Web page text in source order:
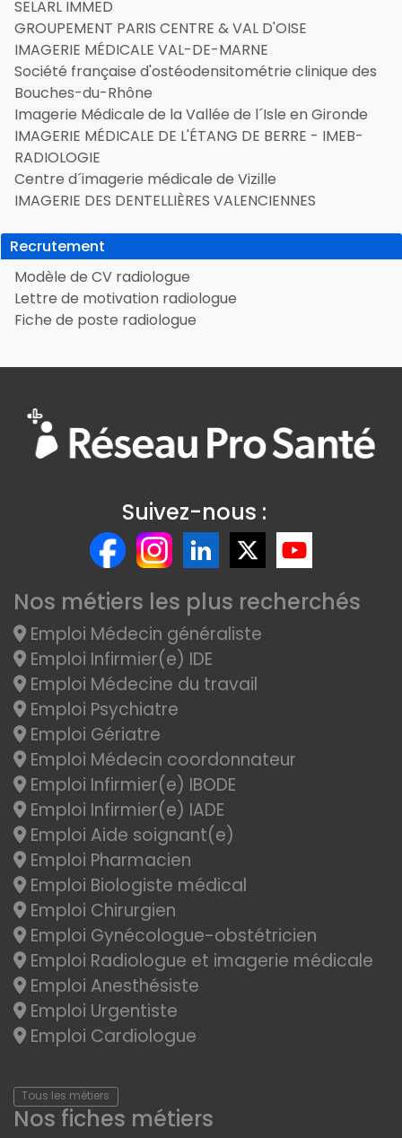
SELARL IMMED
GROUPEMENT PARIS CENTRE & VAL D'OISE
IMAGERIE MÉDICALE VAL-DE-MARNE
Société française d'ostéodensitométrie clinique des
Bouches-du-Rhône
Imagerie Médicale de la Vallée de l´Isle en Gironde
IMAGERIE MÉDICALE DE L'ÉTANG DE BERRE - IMEB-
RADIOLOGIE
Centre d´imagerie médicale de Vizille
IMAGERIE DES DENTELLIÈRES VALENCIENNES
Recrutement
Modèle de CV radiologue
Lettre de motivation radiologue
Fiche de poste radiologue
Suivez-nous :
Nos métiers les plus recherchés
Emploi Médecin généraliste
Emploi Infirmier(e) IDE
Emploi Médecine du travail
Emploi Psychiatre
Emploi Gériatre
Emploi Médecin coordonnateur
Emploi Infirmier(e) IBODE
Emploi Infirmier(e) IADE
Emploi Aide soignant(e)
Emploi Pharmacien
Emploi Biologiste médical
Emploi Chirurgien
Emploi Gynécologue-obstétricien
Emploi Radiologue et imagerie médicale
Emploi Anesthésiste
Emploi Urgentiste
Emploi Cardiologue
Tous les métiers
Nos fiches métiers